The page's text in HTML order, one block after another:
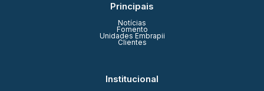
Principais
Notícias
Fomento
Unidades Embrapii
Clientes
Institucional